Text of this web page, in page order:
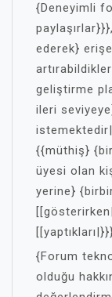
{Deneyimli
ederek}
geliştirme
ileri
{{müthiş}
üyesi olan
yerine}
{Forum
olduğu